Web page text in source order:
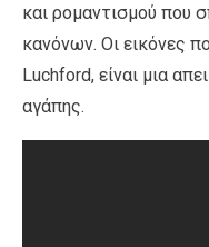
και ρομαντισμού που
κανόνων. Οι εικόνες
Luchford, είναι μια
αγάπης.